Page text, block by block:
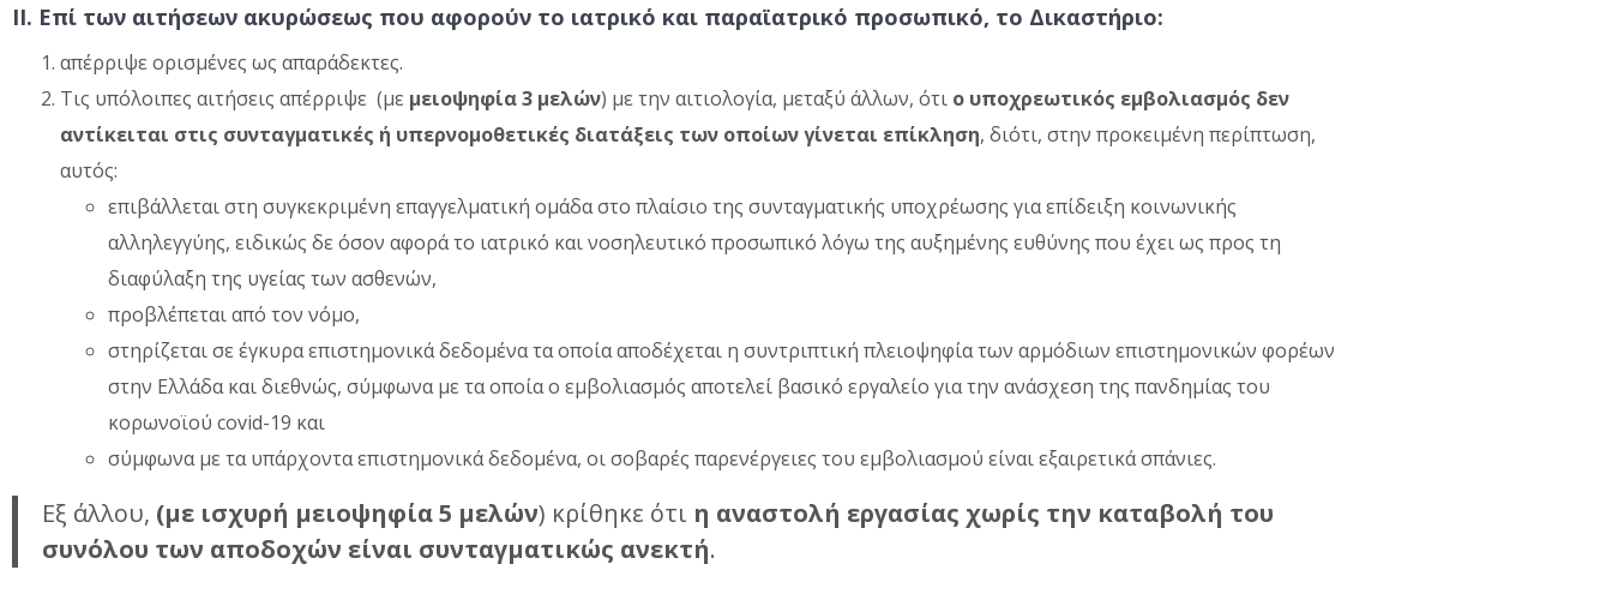
ΙΙ. Επί των αιτήσεων ακυρώσεως που αφορούν το ιατρικό και παραϊατρικό προσωπικό, το Δικαστήριο:
απέρριψε ορισμένες ως απαράδεκτες.
Τις υπόλοιπες αιτήσεις απέρριψε (με μειοψηφία 3 μελών) με την αιτιολογία, μεταξύ άλλων, ότι ο υποχρεωτικός εμβολιασμός δεν
αντίκειται στις συνταγματικές ή υπερνομοθετικές διατάξεις των οποίων γίνεται επίκληση, διότι, στην προκειμένη περίπτωση,
αυτός:
επιβάλλεται στη συγκεκριμένη επαγγελματική ομάδα στο πλαίσιο της συνταγματικής υποχρέωσης για επίδειξη κοινωνικής
αλληλεγγύης, ειδικώς δε όσον αφορά το ιατρικό και νοσηλευτικό προσωπικό λόγω της αυξημένης ευθύνης που έχει ως προς τη
διαφύλαξη της υγείας των ασθενών,
προβλέπεται από τον νόμο,
στηρίζεται σε έγκυρα επιστημονικά δεδομένα τα οποία αποδέχεται η συντριπτική πλειοψηφία των αρμόδιων επιστημονικών φορέων
στην Ελλάδα και διεθνώς, σύμφωνα με τα οποία ο εμβολιασμός αποτελεί βασικό εργαλείο για την ανάσχεση της πανδημίας του
κορωνοϊού covid-19 και
σύμφωνα με τα υπάρχοντα επιστημονικά δεδομένα, οι σοβαρές παρενέργειες του εμβολιασμού είναι εξαιρετικά σπάνιες.
Εξ άλλου, (με ισχυρή μειοψηφία 5 μελών) κρίθηκε ότι η αναστολή εργασίας χωρίς την καταβολή του
συνόλου των αποδοχών είναι συνταγματικώς ανεκτή.